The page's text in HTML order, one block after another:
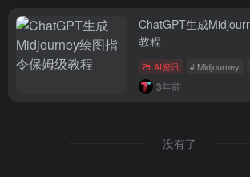
ChatGPT生成
教程
AI资讯 # Midjourney
3年前
没有了